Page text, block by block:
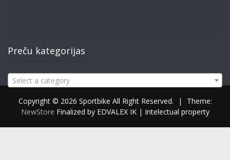
Preču kategorijas
Select a category
Copyright © 2026 Sportbike All Right Reserved. |
Theme:
NewStore Finalized by EDVALEX IK | Intelectual property